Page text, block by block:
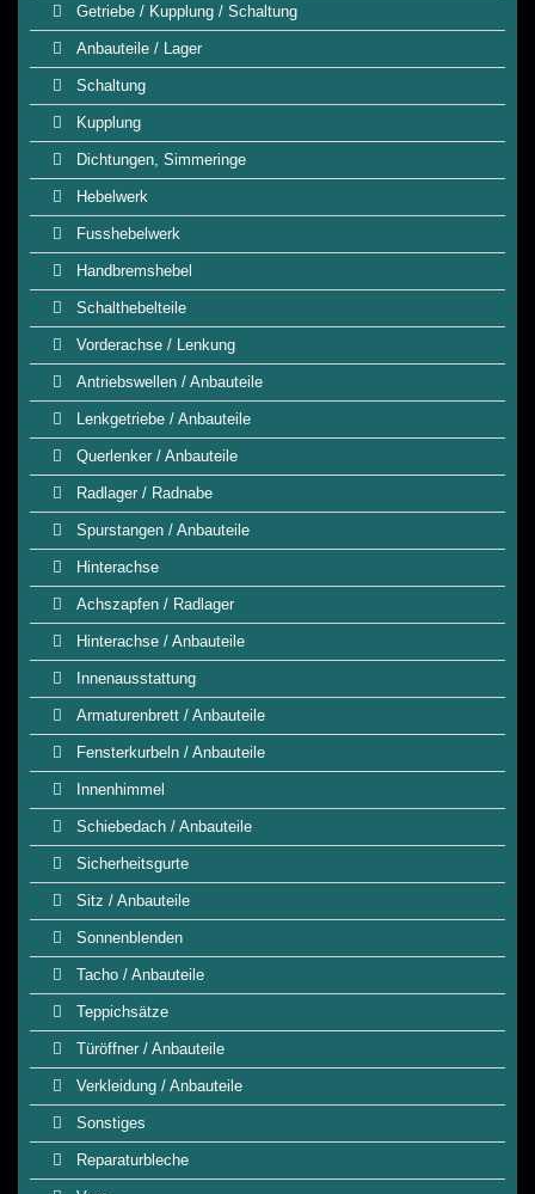
Getriebe / Kupplung / Schaltung
Anbauteile / Lager
Schaltung
Kupplung
Dichtungen, Simmeringe
Hebelwerk
Fusshebelwerk
Handbremshebel
Schalthebelteile
Vorderachse / Lenkung
Antriebswellen / Anbauteile
Lenkgetriebe / Anbauteile
Querlenker / Anbauteile
Radlager / Radnabe
Spurstangen / Anbauteile
Hinterachse
Achszapfen / Radlager
Hinterachse / Anbauteile
Innenausstattung
Armaturenbrett / Anbauteile
Fensterkurbeln / Anbauteile
Innenhimmel
Schiebedach / Anbauteile
Sicherheitsgurte
Sitz / Anbauteile
Sonnenblenden
Tacho / Anbauteile
Teppichsätze
Türöffner / Anbauteile
Verkleidung / Anbauteile
Sonstiges
Reparaturbleche